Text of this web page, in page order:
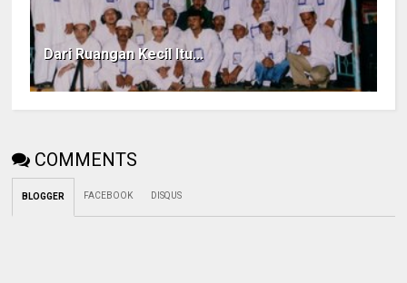
Dari Ruangan Kecil Itu...
COMMENTS
BLOGGER FACEBOOK DISQUS